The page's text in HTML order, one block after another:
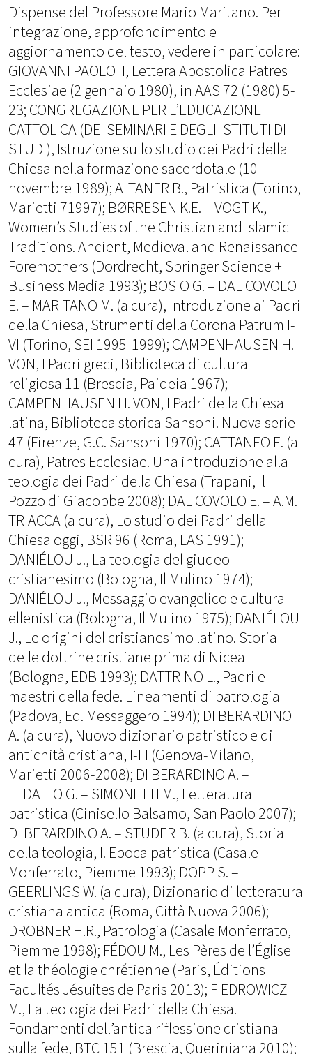
Dispense del Professore Mario Maritano. Per
integrazione, approfondimento e
aggiornamento del testo, vedere in particolare:
GIOVANNI PAOLO II, Lettera Apostolica Patres
Ecclesiae (2 gennaio 1980), in AAS 72 (1980) 5-
23; CONGREGAZIONE PER L’EDUCAZIONE
CATTOLICA (DEI SEMINARI E DEGLI ISTITUTI DI
STUDI), Istruzione sullo studio dei Padri della
Chiesa nella formazione sacerdotale (10
novembre 1989); ALTANER B., Patristica (Torino,
Marietti 71997); BØRRESEN K.E. – VOGT K.,
Women’s Studies of the Christian and Islamic
Traditions. Ancient, Medieval and Renaissance
Foremothers (Dordrecht, Springer Science +
Business Media 1993); BOSIO G. – DAL COVOLO
E. – MARITANO M. (a cura), Introduzione ai Padri
della Chiesa, Strumenti della Corona Patrum I-
VI (Torino, SEI 1995-1999); CAMPENHAUSEN H.
VON, I Padri greci, Biblioteca di cultura
religiosa 11 (Brescia, Paideia 1967);
CAMPENHAUSEN H. VON, I Padri della Chiesa
latina, Biblioteca storica Sansoni. Nuova serie
47 (Firenze, G.C. Sansoni 1970); CATTANEO E. (a
cura), Patres Ecclesiae. Una introduzione alla
teologia dei Padri della Chiesa (Trapani, Il
Pozzo di Giacobbe 2008); DAL COVOLO E. – A.M.
TRIACCA (a cura), Lo studio dei Padri della
Chiesa oggi, BSR 96 (Roma, LAS 1991);
DANIÉLOU J., La teologia del giudeo-
cristianesimo (Bologna, Il Mulino 1974);
DANIÉLOU J., Messaggio evangelico e cultura
ellenistica (Bologna, Il Mulino 1975); DANIÉLOU
J., Le origini del cristianesimo latino. Storia
delle dottrine cristiane prima di Nicea
(Bologna, EDB 1993); DATTRINO L., Padri e
maestri della fede. Lineamenti di patrologia
(Padova, Ed. Messaggero 1994); DI BERARDINO
A. (a cura), Nuovo dizionario patristico e di
antichità cristiana, I-III (Genova-Milano,
Marietti 2006-2008); DI BERARDINO A. –
FEDALTO G. – SIMONETTI M., Letteratura
patristica (Cinisello Balsamo, San Paolo 2007);
DI BERARDINO A. – STUDER B. (a cura), Storia
della teologia, I. Epoca patristica (Casale
Monferrato, Piemme 1993); DOPP S. –
GEERLINGS W. (a cura), Dizionario di letteratura
cristiana antica (Roma, Città Nuova 2006);
DROBNER H.R., Patrologia (Casale Monferrato,
Piemme 1998); FÉDOU M., Les Pères de l’Église
et la théologie chrétienne (Paris, Éditions
Facultés Jésuites de Paris 2013); FIEDROWICZ
M., La teologia dei Padri della Chiesa.
Fondamenti dell’antica riflessione cristiana
sulla fede, BTC 151 (Brescia, Queriniana 2010);